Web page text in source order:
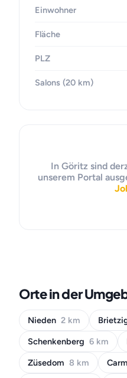
Einwohner
Fläche
PLZ
Salons (20 km)
In Göritz sind
unserem Portal
Orte in der
Nieden 2 km
Schenkenberg 6 km
Züsedom 8 km